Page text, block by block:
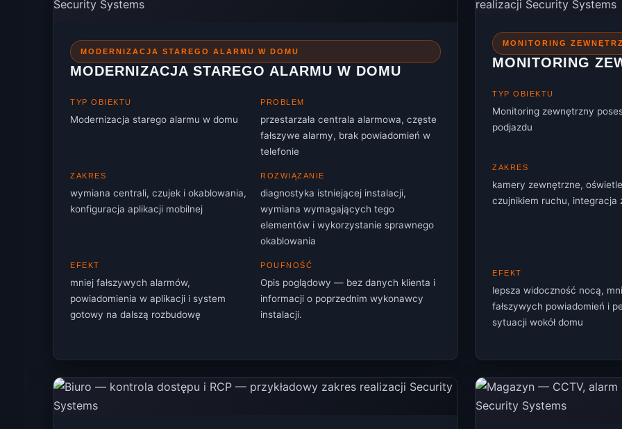
MODERNIZACJA STAREGO ALARMU W DOMU
MODERNIZACJA STAREGO ALARMU W DOMU
TYP OBIEKTU
Modernizacja starego alarmu w domu
PROBLEM
przestarzała centrala alarmowa, częste
fałszywe alarmy, brak powiadomień w
telefonie
ZAKRES
wymiana centrali, czujek i okablowania,
konfiguracja aplikacji mobilnej
ROZWIĄZANIE
diagnostyka istniejącej instalacji,
wymiana wymagających tego
elementów i wykorzystanie sprawnego
okablowania
EFEKT
mniej fałszywych alarmów,
powiadomienia w aplikacji i system
gotowy na dalszą rozbudowę
POUFNOŚĆ
Opis poglądowy — bez danych klienta i
informacji o poprzednim wykonawcy
instalacji.
MONITORING
MONITORING
TYP OBIEKTU
Monitoring zewnętrzny
podjazdu
ZAKRES
kamery zewnętrzne,
czujnikiem ruchu, integracja
EFEKT
lepsza widoczność nocą,
fałszywych powiadomień i
sytuacji wokół domu